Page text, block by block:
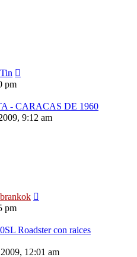
Tin
pm
- CARACAS DE 1960
9:12 am
brankok
pm
Roadster con raices
12:01 am